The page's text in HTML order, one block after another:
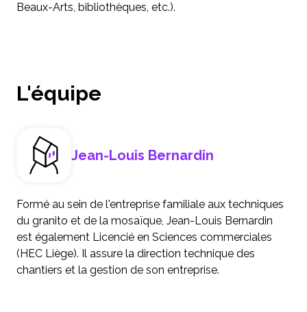
Beaux-Arts, bibliothèques, etc.).
L'équipe
Jean-Louis Bernardin
Formé au sein de l'entreprise familiale aux techniques
du granito et de la mosaïque, Jean-Louis Bernardin
est également Licencié en Sciences commerciales
(HEC Liège). Il assure la direction technique des
chantiers et la gestion de son entreprise.